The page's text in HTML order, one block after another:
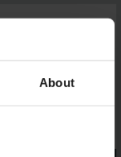
About
lengvai